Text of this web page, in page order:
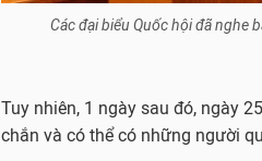
Các đại biểu Quốc hội đã nghe
Tuy nhiên, 1 ngày sau đó, ngày
chắn và có thể có những người